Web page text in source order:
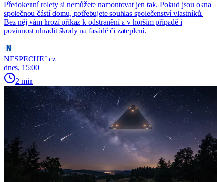
Předokenní rolety si nemůžete namontovat jen tak. Pokud jsou okna
společnou částí domu, potřebujete souhlas společenství vlastníků.
Bez něj vám hrozí příkaz k odstranění a v horším případě i
povinnost uhradit škody na fasádě či zateplení.
NESPECHEJ.cz
dnes, 15:00
2 min